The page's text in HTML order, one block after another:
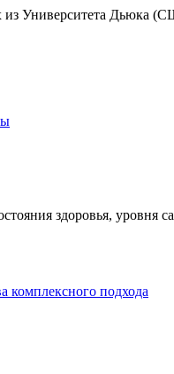
из Университета Дьюка
здоровья, уровня
комплексного подхода